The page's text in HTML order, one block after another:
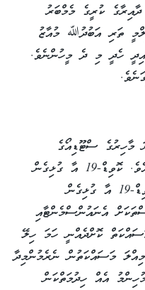
ކުރީގެ މެމްބަރު
ތަރި އަބުދުﷲ މުއާޒު
ހެދީ މި ދެ މީހުންނެވެ.
މާހިރުގެ ސްޓޫޑިއޯގެ
މަސައްކަތްތައް މިހާރު ހުރީ ހުއްޓިފައި އެވެ. ކޮވިޑް-19 އާ ގުޅިގެން
ހުރިހާ މަސައްކަތެއް ހުއްޓިފައިވާއިރު ކޮވިޑް-19 އާ ގުޅިގެން
އެނައުންސްމެންޓާއި
ކޮށްދެއްނީ ހަމަ ހިލޭ
މަސައްކަތުން ނެރެމުންމިދާ
އެއް ހިދުމަތްކަން